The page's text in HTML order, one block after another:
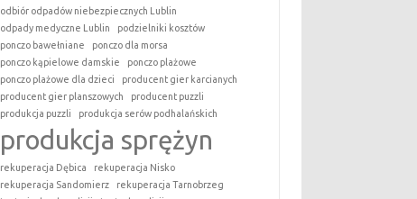
odbiór odpadów niebezpiecznych Lublin
odpady medyczne Lublin
podzielniki kosztów
ponczo bawełniane
ponczo dla morsa
ponczo kąpielowe damskie
ponczo plażowe
ponczo plażowe dla dzieci
producent gier karcianych
producent gier planszowych
producent puzzli
produkcja puzzli
produkcja serów podhalańskich
produkcja sprężyn
rekuperacja Dębica
rekuperacja Nisko
rekuperacja Sandomierz
rekuperacja Tarnobrzeg